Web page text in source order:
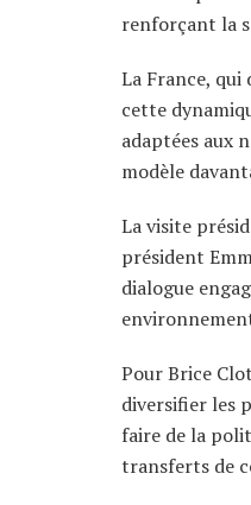
renforçant la
La France, qui
cette
adaptées aux
modèle
La visite
président
dialogue
Pour Brice
diversifier les
faire de la
transferts de